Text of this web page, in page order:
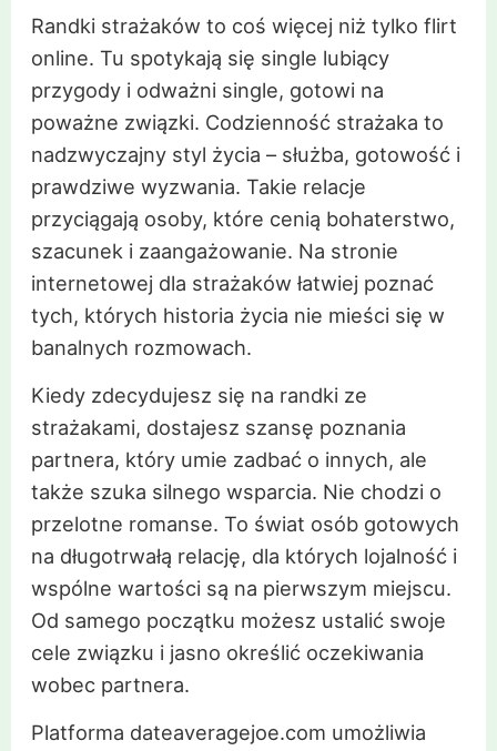
Randki strażaków to coś więcej niż tylko flirt
online. Tu spotykają się single lubiący
przygody i odważni single, gotowi na
poważne związki. Codzienność strażaka to
nadzwyczajny styl życia – służba, gotowość i
prawdziwe wyzwania. Takie relacje
przyciągają osoby, które cenią bohaterstwo,
szacunek i zaangażowanie. Na stronie
internetowej dla strażaków łatwiej poznać
tych, których historia życia nie mieści się w
banalnych rozmowach.
Kiedy zdecydujesz się na randki ze
strażakami, dostajesz szansę poznania
partnera, który umie zadbać o innych, ale
także szuka silnego wsparcia. Nie chodzi o
przelotne romanse. To świat osób gotowych
na długotrwałą relację, dla których lojalność i
wspólne wartości są na pierwszym miejscu.
Od samego początku możesz ustalić swoje
cele związku i jasno określić oczekiwania
wobec partnera.
Platforma dateaveragejoe.com umożliwia